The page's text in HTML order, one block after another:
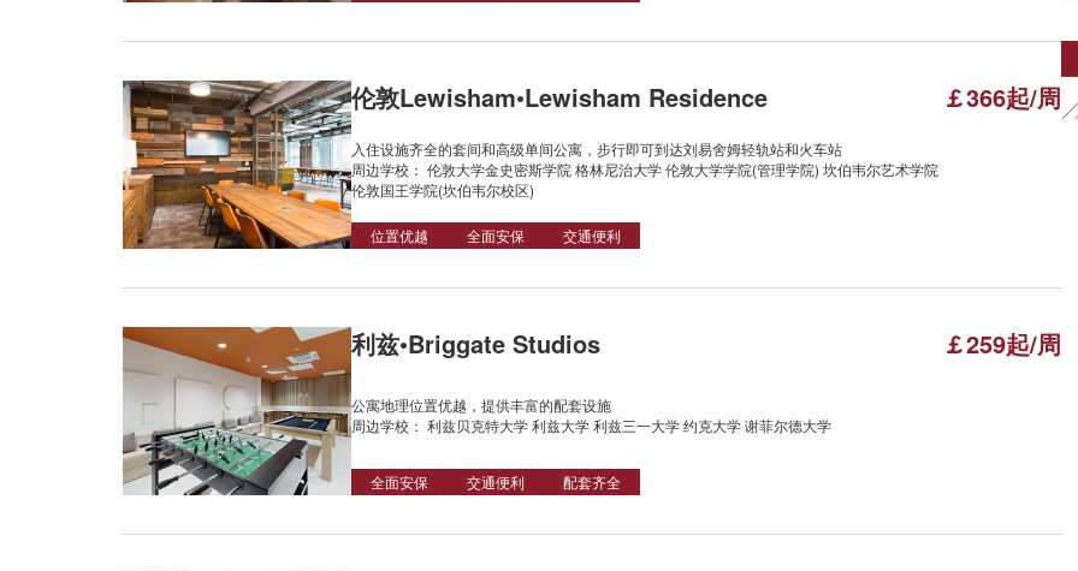
伦敦Lewisham•Lewisham Residence
入住设施齐全的套间和高级单间公寓，步行即可到达刘易舍姆轻轨站和火车站
周边学校： 伦敦大学金史密斯学院 格林尼治大学 伦敦大学学院(管理学院) 坎伯韦尔艺术学院
伦敦国王学院(坎伯韦尔校区)
位置优越 全面安保 交通便利
￡366起/周
利兹•Briggate Studios
公寓地理位置优越，提供丰富的配套设施
周边学校： 利兹贝克特大学 利兹大学 利兹三一大学 约克大学 谢菲尔德大学
全面安保 交通便利 配套齐全
￡259起/周